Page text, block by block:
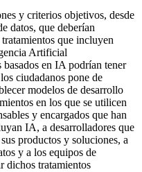
y criterios objetivos, desde
datos, que deberían
que incluyen
Artificial
en IA podrían tener
ciudadanos pone de
modelos de desarrollo
en los que se utilicen
y encargados que han
IA, a desarrolladores que
productos y soluciones, a
y a los equipos de
dichos tratamientos